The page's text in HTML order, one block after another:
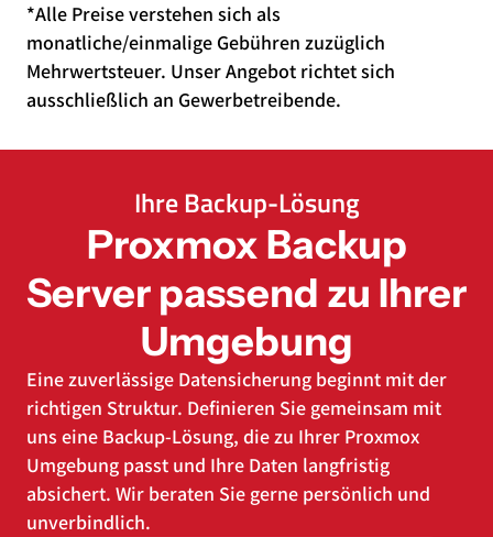
*Alle Preise verstehen sich als
monatliche/einmalige Gebühren zuzüglich
Mehrwertsteuer. Unser Angebot richtet sich
ausschließlich an Gewerbetreibende.
Ihre Backup-Lösung
Proxmox Backup
Server passend zu Ihrer
Umgebung
Eine zuverlässige Datensicherung beginnt mit der
richtigen Struktur. Definieren Sie gemeinsam mit
uns eine Backup-Lösung, die zu Ihrer Proxmox
Umgebung passt und Ihre Daten langfristig
absichert. Wir beraten Sie gerne persönlich und
unverbindlich.